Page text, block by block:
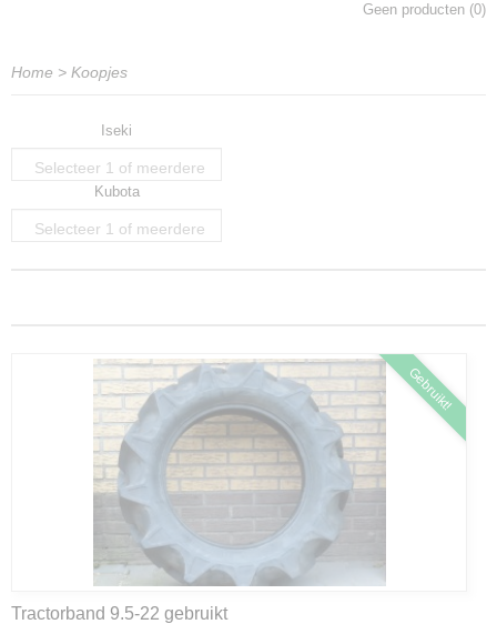
Geen producten (0)
Home > Koopjes
Iseki
Selecteer 1 of meerdere
opties
Kubota
Selecteer 1 of meerdere
Gebruikt!
Tractorband 9.5-22 gebruikt